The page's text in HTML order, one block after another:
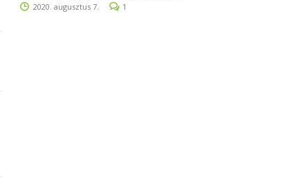
2020. augusztus 7. 1